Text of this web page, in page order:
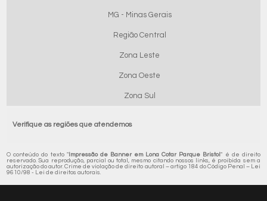
MG - Minas Gerais
Região Central
Zona Leste
Zona Oeste
Zona Sul
Verifique as regiões que atendemos
O conteúdo do texto "Impressão de Banner em Lona Cotar Parque Bristol" é de direito
reservado. Sua reprodução, parcial ou total, mesmo citando nossos links, é proibida sem a
autorização do autor. Crime de violação de direito autoral – artigo 184 do Código Penal – Lei
9610/98 - Lei de direitos autorais.